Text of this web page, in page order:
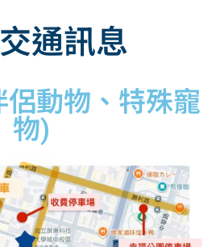
通訊息
動物、特殊寵
物)